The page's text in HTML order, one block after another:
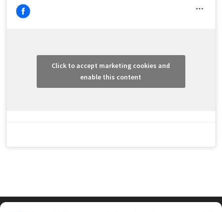
Click to accept marketing cookies and
enable this content